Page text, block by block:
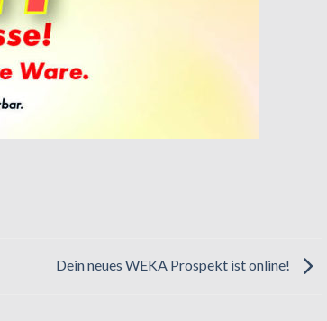
Dein neues WEKA Prospekt ist online!